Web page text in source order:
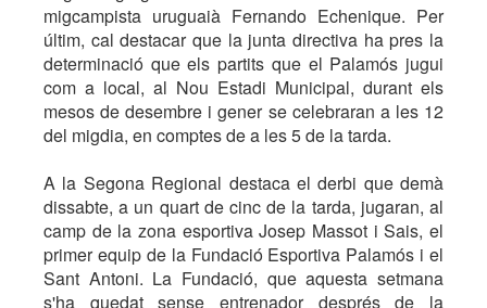
migcampista uruguaià Fernando Echenique. Per
últim, cal destacar que la junta directiva ha pres la
determinació que els partits que el Palamós jugui
com a local, al Nou Estadi Municipal, durant els
mesos de desembre i gener se celebraran a les 12
del migdia, en comptes de a les 5 de la tarda.
A la Segona Regional destaca el derbi que demà
dissabte, a un quart de cinc de la tarda, jugaran, al
camp de la zona esportiva Josep Massot i Sais, el
primer equip de la Fundació Esportiva Palamós i el
Sant Antoni. La Fundació, que aquesta setmana
s'ha quedat sense entrenador després de la